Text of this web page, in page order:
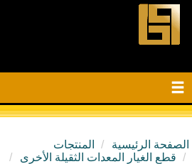
الصفحة الرئيسية
المنتجات
قطع الغيار المعدات الثقيلة الأخرى